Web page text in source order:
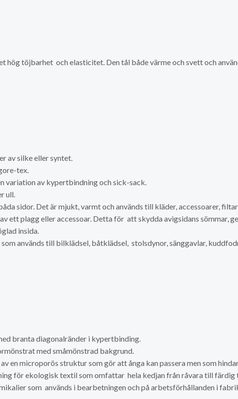
hög töjbarhet och elasticitet. Den tål både värme och svett och
av silke eller syntet.
tex.
variation av kypertbindning och sick-sack.
ull.
sidor. Det är mjukt, varmt och används till kläder, accessoarer,
ett plagg eller accessoar. Detta för att skydda avigsidans sömmar,
insida.
används till bilklädsel, båtklädsel, stolsdynor, sänggavlar,
branta diagonalränder i kypertbinding.
med småmönstrad bakgrund.
en microporös struktur som gör att ånga kan passera men som
för ekologisk textil som omfattar hela kedjan från råvara till
som används i bearbetningen och på arbetsförhållanden i